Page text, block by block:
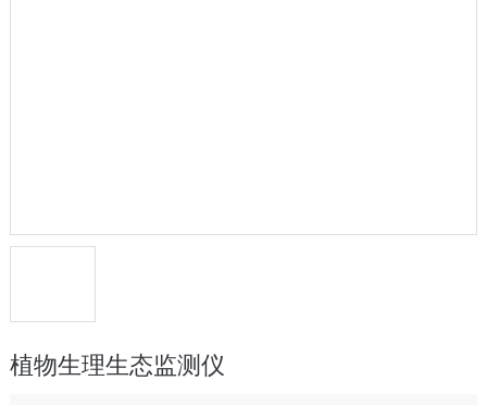
植物生理生态监测仪